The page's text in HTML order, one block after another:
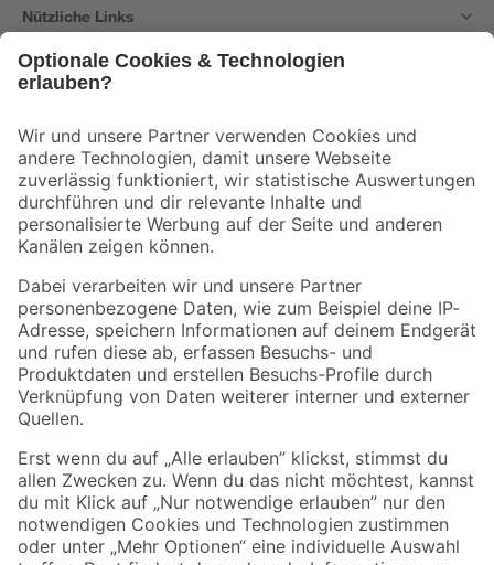
Nützliche Links
Der toom Newsletter: Keine Angebote und Aktionen mehr verpassen!
Zur Newsletter Anmeldung
Folge uns
Zahlungsarten Versandarten
Sicher einkaufen
Jetzt die toom-App herunterladen